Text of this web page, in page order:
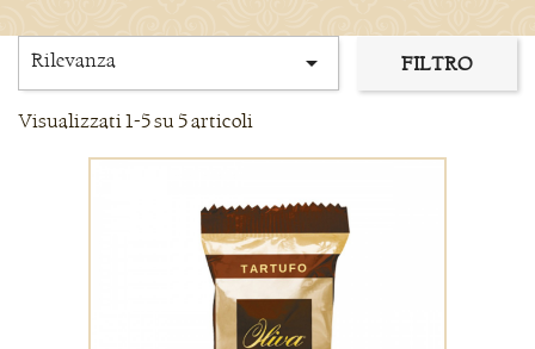
Rilevanza  FILTRO
Visualizzati 1-5 su 5 articoli